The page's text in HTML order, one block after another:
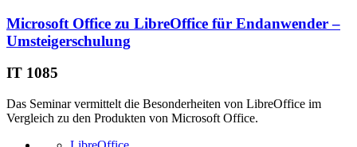
Microsoft Office zu LibreOffice für Endanwender –
Umsteigerschulung
IT 1085
Das Seminar vermittelt die Besonderheiten von LibreOffice im
Vergleich zu den Produkten von Microsoft Office.